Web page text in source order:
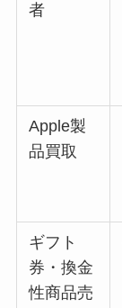
者
Apple製
品買取
ギフト
券・換金
性商品売